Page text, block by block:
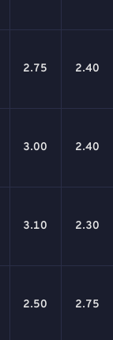
2.75 2.40
3.00 2.40
3.10 2.30
2.50 2.75